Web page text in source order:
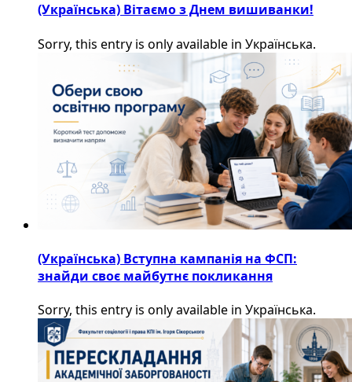
(Українська) Вітаємо з Днем вишиванки!
Sorry, this entry is only available in Українська.
(Українська) Вступна кампанія на ФСП:
знайди своє майбутнє покликання
Sorry, this entry is only available in Українська.